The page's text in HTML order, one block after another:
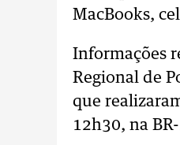
MacBooks,
Informações
Regional de
que
12h30, na